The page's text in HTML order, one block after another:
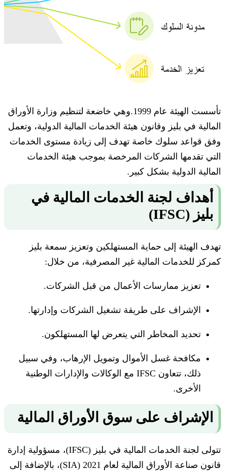
تأسست الهيئة عام 1999.وهي خاضعة لتنظيم وزارة الأوراق
المالية في بليز وقانون هيئة الخدمات المالية الدولية، وتعمل
وفق قواعد سلوك خاصة تهدف إلى زيادة مستوى الخدمات
التي تقدمها الشركات المرخصة بموجب هيئة الخدمات
المالية الدولية بشكل كبير.
أهداف لجنة الخدمات المالية في
بليز (IFSC)
تهدف الهيئة إلى حماية المستهلكين وتعزيز سمعة بليز
كمركز للخدمات المالية غير المصرفية، من خلال:
تعزيز ممارسات الأعمال من قبل الشركات.
الإشراف على طريقة تشغيل الشركات وإدارتها.
تحديد المخاطر التي يتعرض لها المستهلكون.
مكافحة غسل الأموال وتمويل الإرهاب، وفي سبيل
ذلك، تتعاون IFSC مع الوكالات والإدارات الوطنية
الأخرى.
الإشراف على سوق الأوراق المالية
تتولى لجنة الخدمات المالية في بليز (IFSC)، مسؤولية إدارة
قانون صناعة الأوراق المالية لعام 2021 (SIA)، بالإضافة إلى